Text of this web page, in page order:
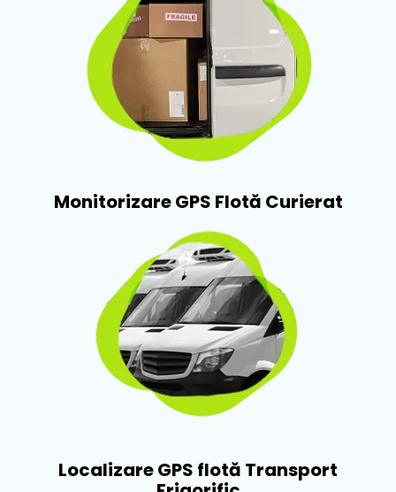
Monitorizare GPS Flotă Curierat
Localizare GPS flotă Transport